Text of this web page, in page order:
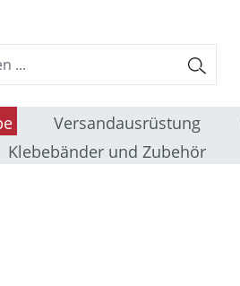
Versandausrüstung
Klebebänder und Zubehör